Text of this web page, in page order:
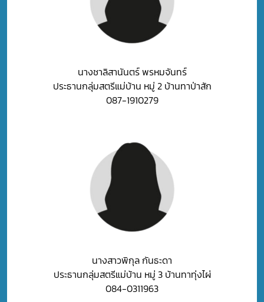
นางชาลิสานันตร์ พรหมจันทร์
ประธานกลุ่มสตรีแม่บ้าน หมู่ 2 บ้านทาป่าสัก
087-1910279
นางสาวพิกุล กันธะดา
ประธานกลุ่มสตรีแม่บ้าน หมู่ 3 บ้านทาทุ่งไผ่
084-0311963